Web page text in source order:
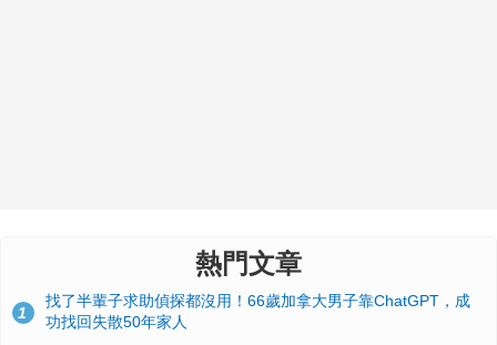
熱門文章
1
找了半輩子求助偵探都沒用！66歲加拿大男子靠ChatGPT，成
功找回失散50年家人